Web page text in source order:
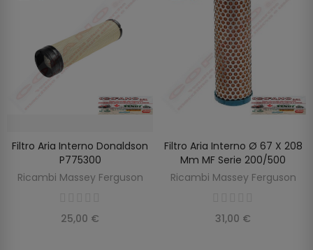
AGGIUNGI AL CARRELLO
Filtro Aria Interno Donaldson
P775300
Ricambi Massey Ferguson
25,00 €
SCOPRIRE
Filtro Aria Interno Ø 67 X 208
Mm MF Serie 200/500
Ricambi Massey Ferguson
31,00 €